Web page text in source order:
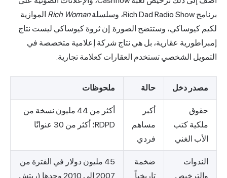
برنامج Rich Dad Radio Show، وسلسلة
Rich Woman الموازية
لكيم كيوساكي، وستتضح الصورة. إن ثروة كيوساكي ليست نتاج
إمبراطورية عقارية، بل هي نتاج شركة إعلامية متخصصة في
التمويل الشخصي تستخدم العقارات كعلامة تجارية.
مصدر دخل حالة ملحوظات
حقوق
ملكية كتب
الأب الغني
أكبر
مساهم
فردي
أكثر من 44 مليون نسخة من
RDPD؛ أكثر من 30 عنوانًا
الندوات
والترخيص
ضخمة
تاريخياً
45 مليون دولار في الفترة من
2007 إلى 2010 وحدها (ريتش